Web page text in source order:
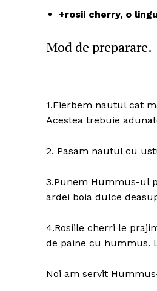
+rosii cherry, o
Mod de preparare.
1.Fierbem nautul cat
Acestea trebuie
2. Pasam nautul cu
3.Punem Hummus-ul
ardei boia dulce
4.Rosiile cherri le
de paine cu hummus.
Noi am servit